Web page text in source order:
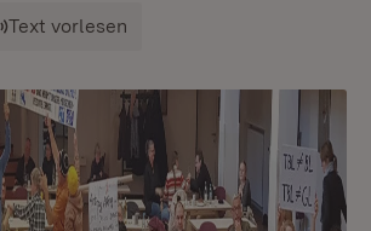
Text vorlesen